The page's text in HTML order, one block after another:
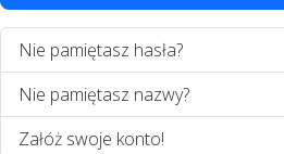
Nie pamiętasz hasła?
Nie pamiętasz nazwy?
Załóż swoje konto!